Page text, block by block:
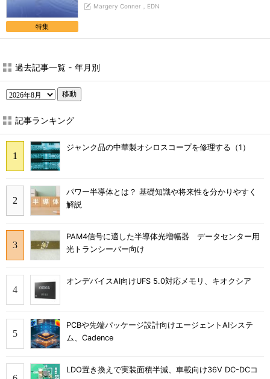
特集
Margery Conner，EDN
過去記事一覧 - 年月別
移動
記事ランキング
ジャンク品の中華製オシロスコープを修理する（1）
パワー半導体とは？ 基礎知識や将来性を分かりやすく
解説
PAM4信号に適した半導体光増幅器 データセンター用
光トランシーバー向け
オンデバイスAI向けUFS 5.0対応メモリ、キオクシア
PCBや先端パッケージ設計向けエージェントAIシステ
ム、Cadence
LDO置き換えで実装面積半減、車載向け36V DC-DCコ